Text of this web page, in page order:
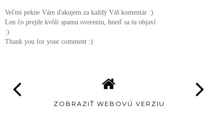
Veľmi pekne Vám ďakujem za každý Váš komentár :).
Len čo prejde kvôli spamu overeniu, hneď sa tu objaví
:)
Thank you for your comment :)
ZOBRAZIŤ WEBOVÚ VERZIU